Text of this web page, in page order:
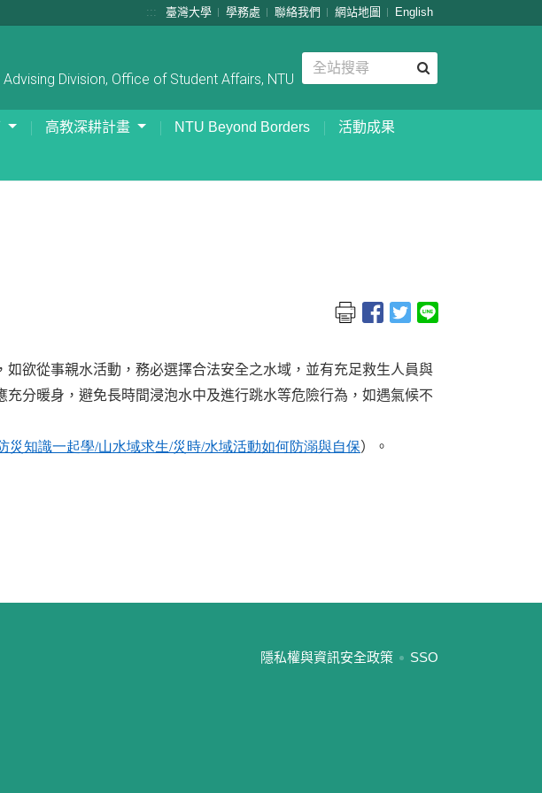
::: 臺灣大學 學務處 聯絡我們 網站地圖 English
Division, Office of Student Affairs, NTU
高教深耕計畫 NTU Beyond Borders 活動成果
欲從事親水活動，務必選擇合法安全之水域，並有充足救生人員與
分暖身，避免長時間浸泡水中及進行跳水等危險行為，如遇氣候不
災知識一起學/山水域求生/災時/水域活動如何防溺與自保）。
:::
隱私權與資訊安全政策 SSO